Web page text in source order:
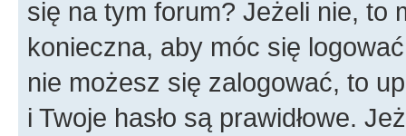
się na tym forum? Jeżeli nie, to
konieczna, aby móc się
nie możesz się zalogować, to
i Twoje hasło są prawidłowe.